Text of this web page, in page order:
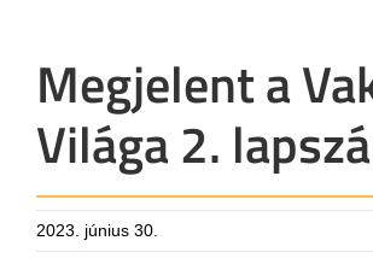
Megjelent a
Világa 2.
2023. június 30.